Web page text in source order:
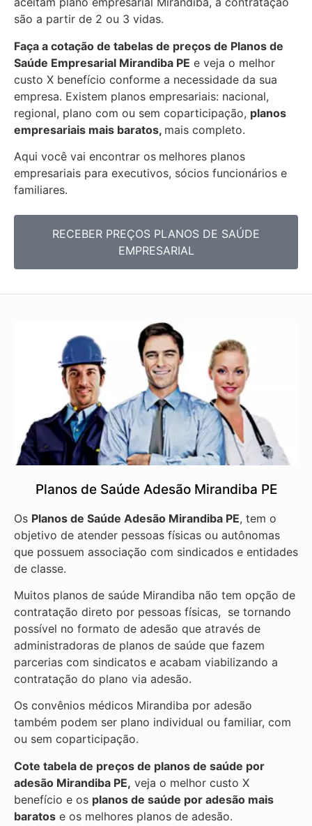
são a partir de 2 ou 3 vidas.
Faça a cotação de tabelas de preços de Planos de
Saúde Empresarial Mirandiba PE e veja o melhor
custo X benefício conforme a necessidade da sua
empresa. Existem planos empresariais: nacional,
regional, plano com ou sem coparticipação, planos
empresariais mais baratos, mais completo.
Aqui você vai encontrar os melhores planos
empresariais para executivos, sócios funcionários e
familiares.
RECEBER PREÇOS PLANOS DE SAÚDE
EMPRESARIAL
Planos de Saúde Adesão Mirandiba PE
Os Planos de Saúde Adesão Mirandiba PE, tem o
objetivo de atender pessoas físicas ou autônomas
que possuem associação com sindicados e entidades
de classe.
Muitos planos de saúde Mirandiba não tem opção de
contratação direto por pessoas físicas, se tornando
possível no formato de adesão que através de
administradoras de planos de saúde que fazem
parcerias com sindicatos e acabam viabilizando a
contratação do plano via adesão.
Os convênios médicos Mirandiba por adesão
também podem ser plano individual ou familiar, com
ou sem coparticipação.
Cote tabela de preços de planos de saúde por
adesão Mirandiba PE, veja o melhor custo X
benefício e os planos de saúde por adesão mais
baratos e os melhores planos de adesão.